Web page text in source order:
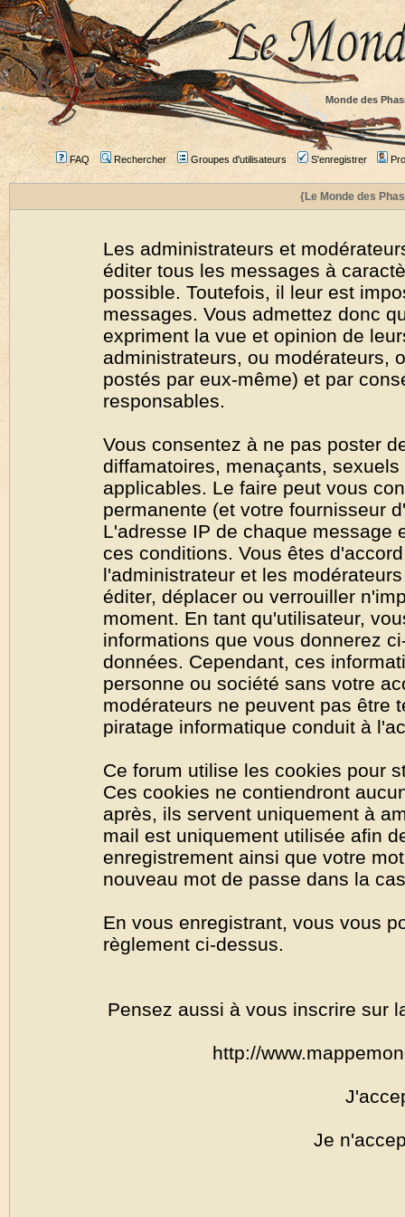
Monde des
FAQ Rechercher Groupes d'utilisateurs S'enregistrer
{Le Monde des
Les administrateurs et
éditer tous les messages à
possible. Toutefois, il leur est
messages. Vous admettez donc
expriment la vue et opinion de
administrateurs, ou modérateurs,
postés par eux-même) et par
responsables.
Vous consentez à ne pas poster
diffamatoires, menaçants,
applicables. Le faire peut vous
permanente (et votre fournisseur
L'adresse IP de chaque message
ces conditions. Vous êtes
l'administrateur et les
éditer, déplacer ou verrouiller
moment. En tant qu'utilisateur,
informations que vous donnerez
données. Cependant, ces
personne ou société sans votre
modérateurs ne peuvent pas être
piratage informatique conduit à
Ce forum utilise les cookies pour
Ces cookies ne contiendront
après, ils servent uniquement à
mail est uniquement utilisée afin
enregistrement ainsi que votre
nouveau mot de passe dans la
En vous enregistrant, vous vous
règlement ci-dessus.
Pensez aussi à vous inscrire sur
http://
Je